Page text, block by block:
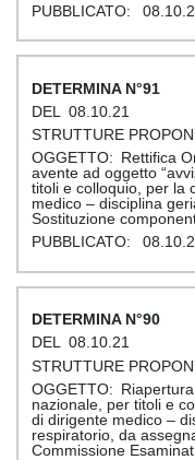
91
08.10.21
Rettifica
avente ad oggetto
titoli e colloquio, per la
medico – disciplina
Sostituzione
90
08.10.21
nazionale, per titoli e
di dirigente medico –
respiratorio, da
Commissione